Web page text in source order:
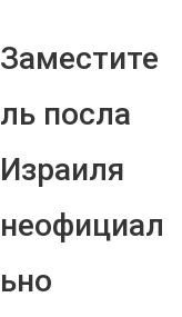
Заместите
ль посла
Израиля
неофициал
ьно